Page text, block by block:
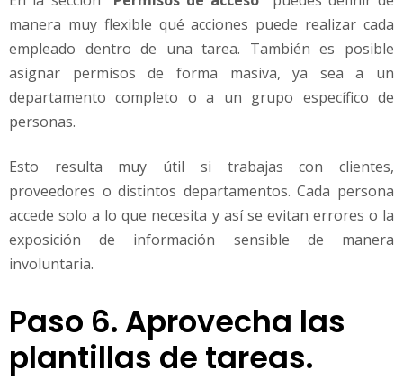
manera muy flexible qué acciones puede realizar cada
empleado dentro de una tarea. También es posible
asignar permisos de forma masiva, ya sea a un
departamento completo o a un grupo específico de
personas.
Esto resulta muy útil si trabajas con clientes,
proveedores o distintos departamentos. Cada persona
accede solo a lo que necesita y así se evitan errores o la
exposición de información sensible de manera
involuntaria.
Paso 6. Aprovecha las
plantillas de tareas.